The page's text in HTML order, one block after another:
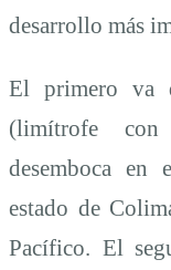
desarrollo más
El primero va
(limítrofe
desemboca
estado de
Pacífico. El